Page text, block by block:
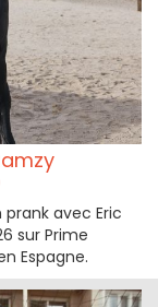
avec Eric
sur Prime
Espagne.